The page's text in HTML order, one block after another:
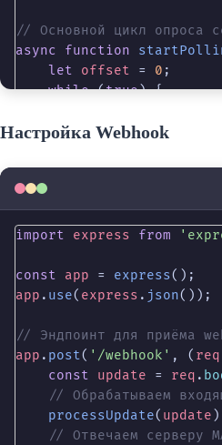
// Основной цикл опроса
async
function
let
offset = 0 ;
while (true) {
for (const
offset =
        }
    }
}
Настройка Webhook
import express from
const app = express
app . use( express . json());
// Эндпоинт для приёма
app . post( '/webhook' , ( req
const
update = req .
// Обрабатываем
processUpdate( update
// Отвечаем серверу